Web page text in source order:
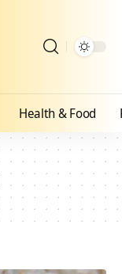
Health & Food